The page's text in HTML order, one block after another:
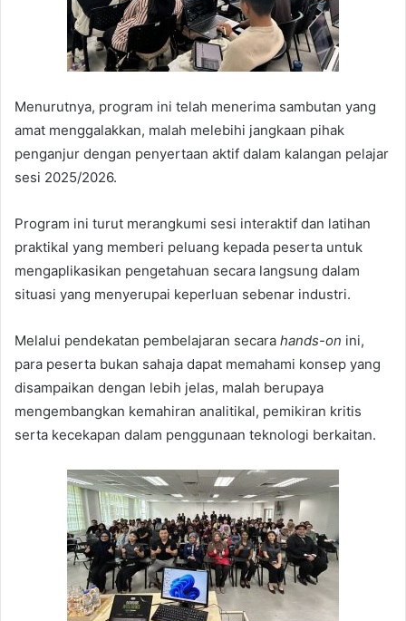
Menurutnya, program ini telah menerima sambutan yang
amat menggalakkan, malah melebihi jangkaan pihak
penganjur dengan penyertaan aktif dalam kalangan pelajar
sesi 2025/2026.
Program ini turut merangkumi sesi interaktif dan latihan
praktikal yang memberi peluang kepada peserta untuk
mengaplikasikan pengetahuan secara langsung dalam
situasi yang menyerupai keperluan sebenar industri.
Melalui pendekatan pembelajaran secara hands-on ini,
para peserta bukan sahaja dapat memahami konsep yang
disampaikan dengan lebih jelas, malah berupaya
mengembangkan kemahiran analitikal, pemikiran kritis
serta kecekapan dalam penggunaan teknologi berkaitan.